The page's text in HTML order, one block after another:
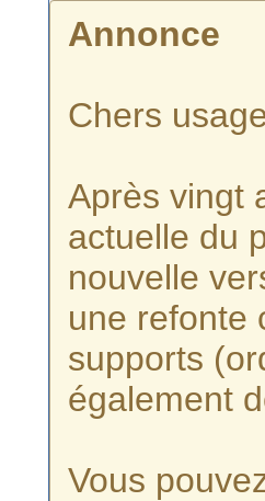
Annonce
Chers
Après vingt
actuelle du
nouvelle
une refonte
supports
également
Vous